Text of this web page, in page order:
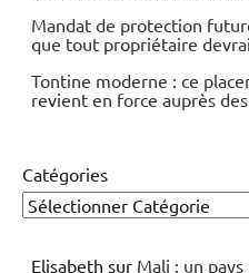
Mandat de protection
que tout propriétaire
Tontine moderne : ce
revient en force auprès
Catégories
Elisabeth sur Mali : un